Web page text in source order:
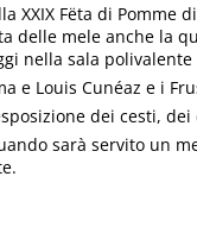
XXIX Fëta di Pomme
delle mele anche la
nella sala polivalente
e Louis Cunéaz e i
dei cesti,
sarà servito un